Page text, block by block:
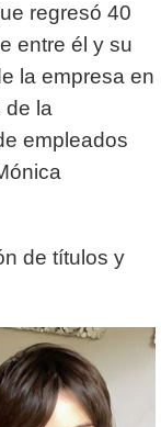
regresó 40
entre él y su
la empresa en
de la
empleados
de títulos y